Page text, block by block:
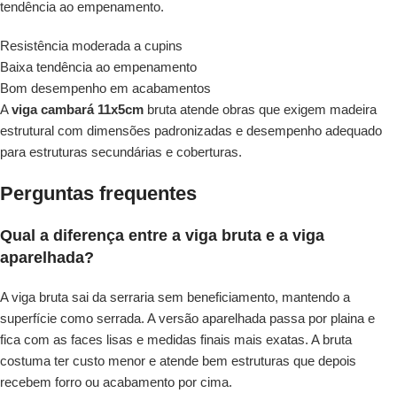
tendência ao empenamento.
Resistência moderada a cupins
Baixa tendência ao empenamento
Bom desempenho em acabamentos
Aviga cambará 11x5cm bruta atende obras que exigem madeira
estrutural com dimensões padronizadas e desempenho adequado
para estruturas secundárias e coberturas.
Perguntas frequentes
Qual a diferença entre a viga bruta e a viga
aparelhada?
A viga bruta sai da serraria sem beneficiamento, mantendo a
superfície como serrada. A versão aparelhada passa por plaina e
fica com as faces lisas e medidas finais mais exatas. A bruta
costuma ter custo menor e atende bem estruturas que depois
recebem forro ou acabamento por cima.